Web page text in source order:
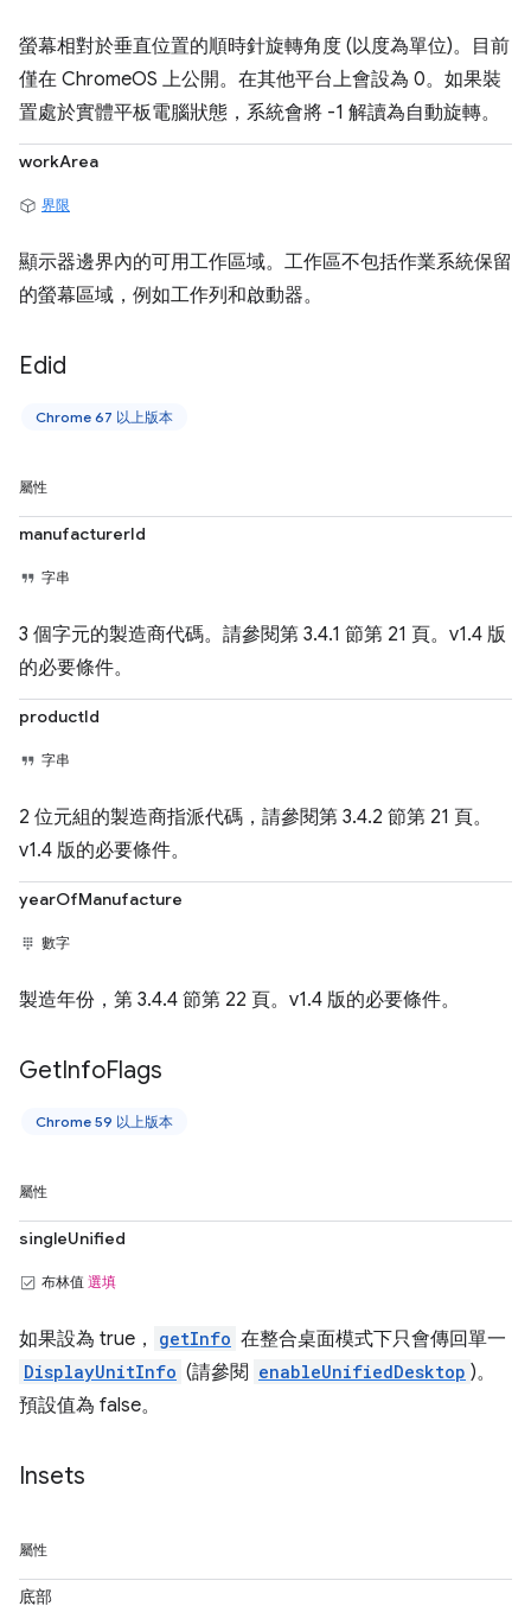
螢幕相對於垂直位置的順時針旋轉角度 (以度為單位)。目前
僅在 ChromeOS 上公開。在其他平台上會設為 0。如果裝
置處於實體平板電腦狀態，系統會將 -1 解讀為自動旋轉。
workArea
界限
顯示器邊界內的可用工作區域。工作區不包括作業系統保留
的螢幕區域，例如工作列和啟動器。
Edid
Chrome 67 以上版本
屬性
manufacturerId
字串
3 個字元的製造商代碼。請參閱第 3.4.1 節第 21 頁。v1.4 版
的必要條件。
productId
字串
2 位元組的製造商指派代碼，請參閱第 3.4.2 節第 21 頁。
v1.4 版的必要條件。
yearOfManufacture
數字
製造年份，第 3.4.4 節第 22 頁。v1.4 版的必要條件。
GetInfoFlags
Chrome 59 以上版本
屬性
singleUnified
布林值 選填
如果設為 true， getInfo 在整合桌面模式下只會傳回單一
DisplayUnitInfo (請參閱 enableUnifiedDesktop )。
預設值為 false。
Insets
屬性
底部